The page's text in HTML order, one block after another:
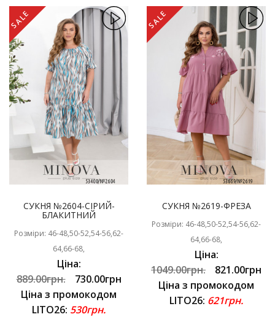
SALE
СУКНЯ №2604-СІРИЙ-
БЛАКИТНИЙ
Розміри: 46-48,50-52,54-56,62-
64,66-68,
Ціна:
889.00грн.
730.00грн
Ціна з промокодом
LITO26: 530грн.
SALE
СУКНЯ №2619-ФРЕЗА
Розміри: 46-48,50-52,54-56,62-
64,66-68,
Ціна:
1049.00грн.
821.00грн
Ціна з промокодом
LITO26: 621грн.